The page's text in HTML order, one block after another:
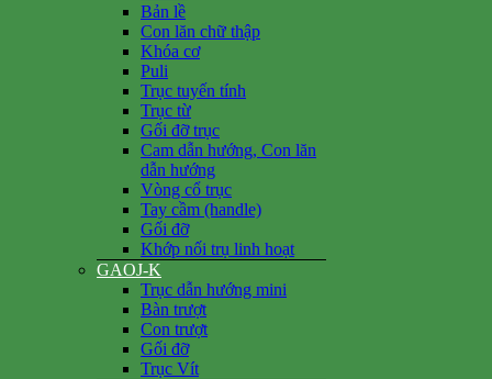
Bản lề
Con lăn chữ thập
Khóa cơ
Puli
Trục tuyến tính
Trục từ
Gối đỡ trục
Cam dẫn hướng, Con lăn
dẫn hướng
Vòng cổ trục
Tay cầm (handle)
Gối đỡ
Khớp nối trụ linh hoạt
GAOJ-K
Trục dẫn hướng mini
Bàn trượt
Con trượt
Gối đỡ
Trục Vít